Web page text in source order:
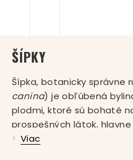
ŠÍPKY
Šípka, botanicky správne
canina) je obľúbená
plodmi, ktoré sú bohaté
prospešných látok,
podporujú náš imunitný
Viac